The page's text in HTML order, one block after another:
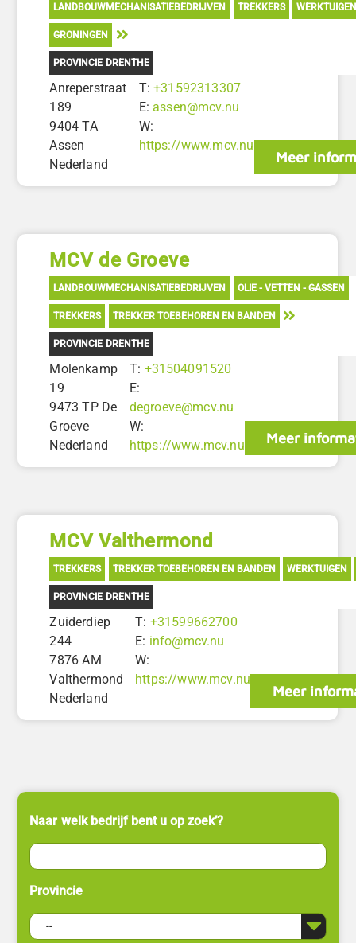
LANDBOUWMECHANISATIEBEDRIJVEN TREKKERS WERKTUIGEN
GRONINGEN
PROVINCIE DRENTHE
Anreperstraat
189
9404 TA
Assen
Nederland
T:+31592313307
E:assen@mcv.nu
W:
https://www.mcv.nu
Meer
MCV de Groeve
LANDBOUWMECHANISATIEBEDRIJVEN OLIE - VETTEN - GASSEN
TREKKERS TREKKER TOEBEHOREN EN BANDEN
PROVINCIE DRENTHE
Molenkamp
19
9473 TP De
Groeve
Nederland
T: +31504091520
E:
degroeve@mcv.nu
W:
https://www.mcv.nu
Meer
MCV Valthermond
TREKKERS TREKKER TOEBEHOREN EN BANDEN WERKTUIGEN
PROVINCIE DRENTHE
Zuiderdiep
244
7876 AM
Valthermond
Nederland
T: +31599662700
E: info@mcv.nu
W:
https://www.mcv.nu
Meer
Naar welk bedrijf bent u op zoek’?
Provincie